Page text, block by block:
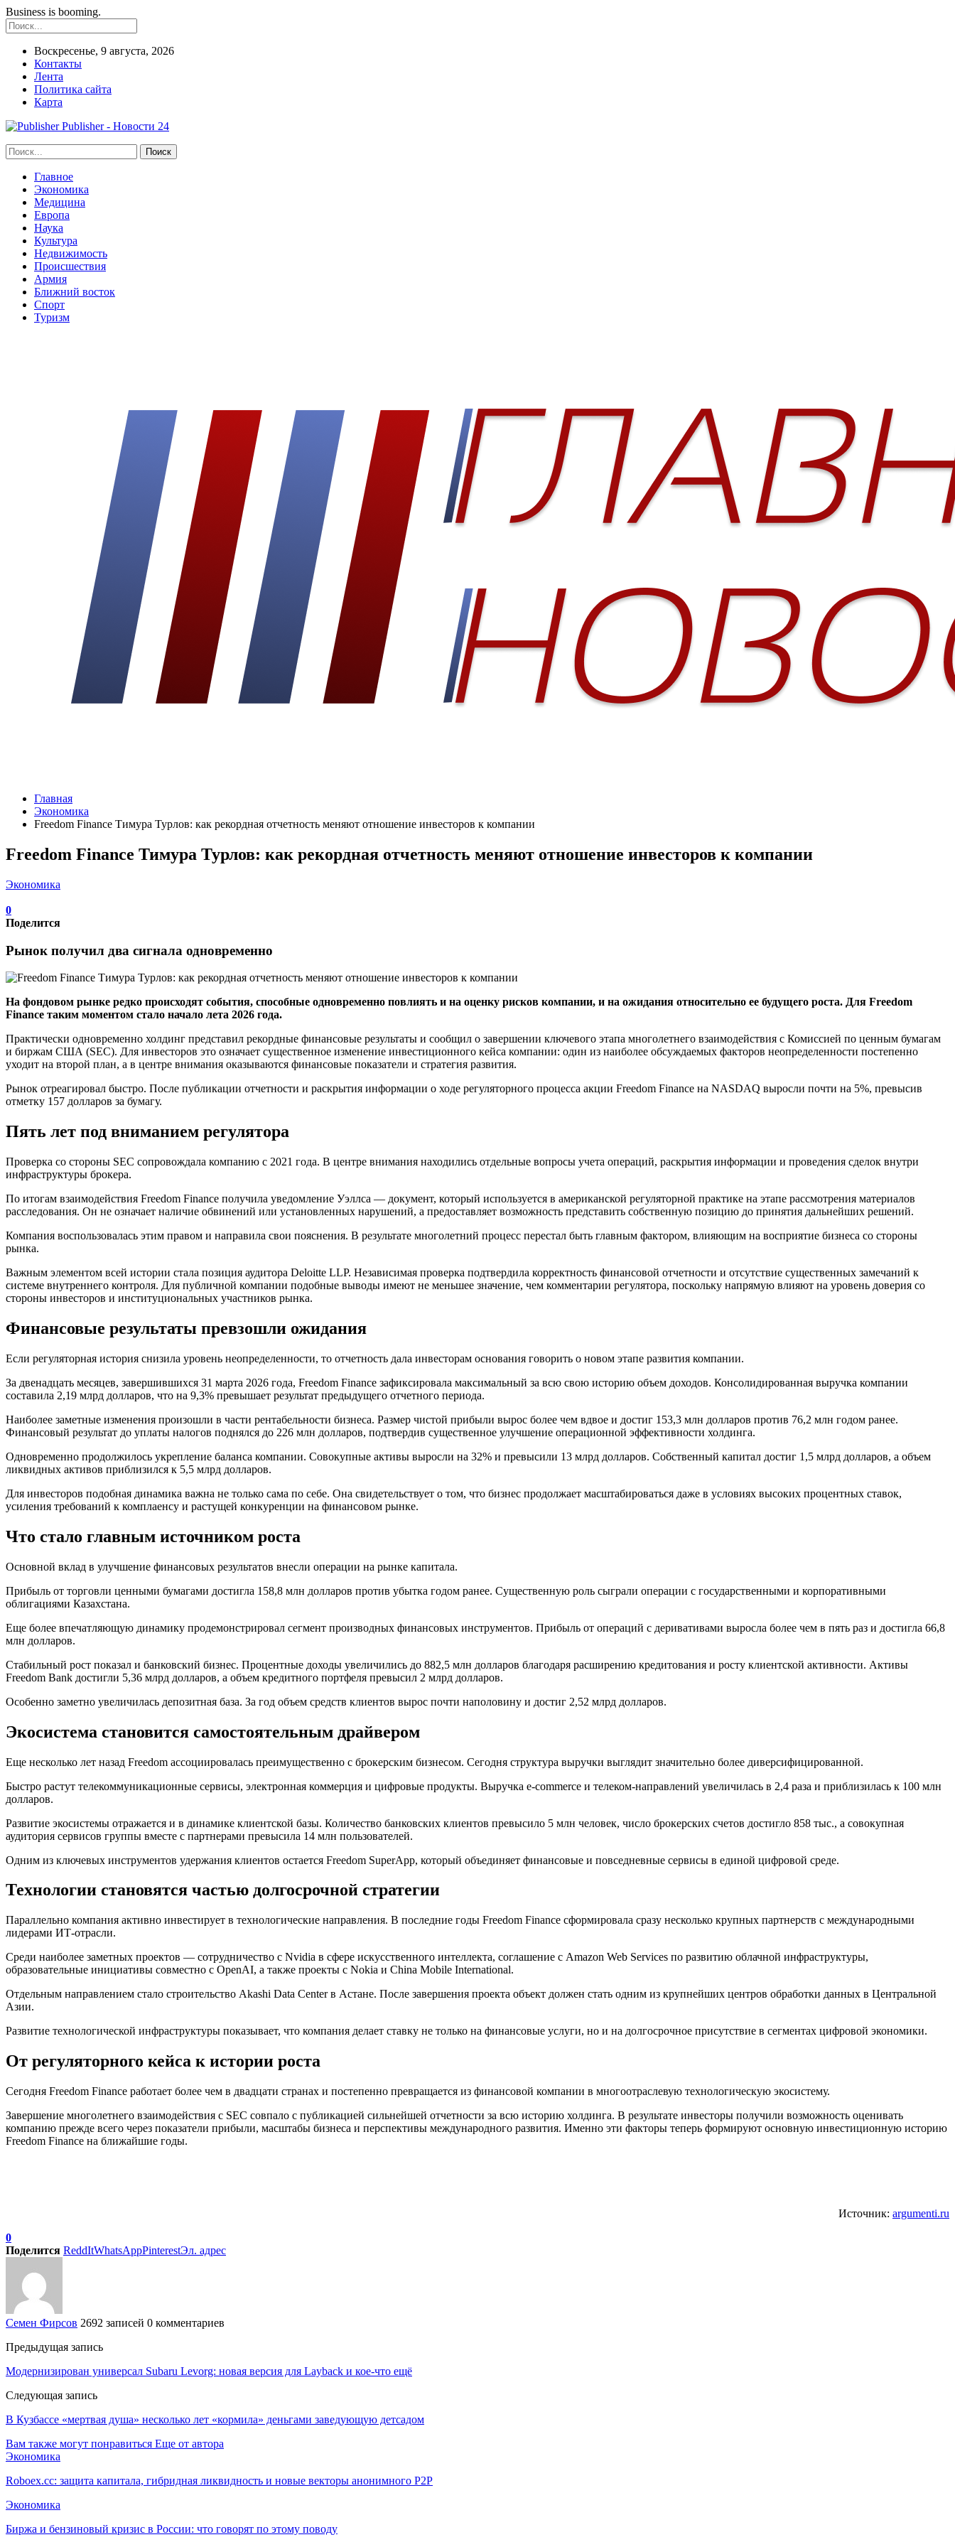
Business is booming.
Воскресенье, 9 августа, 2026
Контакты
Лента
Политика сайта
Карта
Publisher - Новости 24
Главное
Экономика
Медицина
Европа
Наука
Культура
Недвижимость
Происшествия
Армия
Ближний восток
Спорт
Туризм
Главная
Экономика
Freedom Finance Тимура Турлов: как рекордная отчетность меняют отношение инвесторов к компании
Freedom Finance Тимура Турлов: как рекордная отчетность меняют отношение инвесторов к компании
Экономика
0
Поделится
Рынок получил два сигнала одновременно
На фондовом рынке редко происходят события, способные одновременно повлиять и на оценку рисков компании, и на ожидания относительно ее будущего роста. Для Freedom
Finance таким моментом стало начало лета 2026 года.
Практически одновременно холдинг представил рекордные финансовые результаты и сообщил о завершении ключевого этапа многолетнего взаимодействия с Комиссией по ценным бумагам
и биржам США (SEC). Для инвесторов это означает существенное изменение инвестиционного кейса компании: один из наиболее обсуждаемых факторов неопределенности постепенно
уходит на второй план, а в центре внимания оказываются финансовые показатели и стратегия развития.
Рынок отреагировал быстро. После публикации отчетности и раскрытия информации о ходе регуляторного процесса акции Freedom Finance на NASDAQ выросли почти на 5%, превысив
отметку 157 долларов за бумагу.
Пять лет под вниманием регулятора
Проверка со стороны SEC сопровождала компанию с 2021 года. В центре внимания находились отдельные вопросы учета операций, раскрытия информации и проведения сделок внутри
инфраструктуры брокера.
По итогам взаимодействия Freedom Finance получила уведомление Уэллса — документ, который используется в американской регуляторной практике на этапе рассмотрения материалов
расследования. Он не означает наличие обвинений или установленных нарушений, а предоставляет возможность представить собственную позицию до принятия дальнейших решений.
Компания воспользовалась этим правом и направила свои пояснения. В результате многолетний процесс перестал быть главным фактором, влияющим на восприятие бизнеса со стороны
рынка.
Важным элементом всей истории стала позиция аудитора Deloitte LLP. Независимая проверка подтвердила корректность финансовой отчетности и отсутствие существенных замечаний к
системе внутреннего контроля. Для публичной компании подобные выводы имеют не меньшее значение, чем комментарии регулятора, поскольку напрямую влияют на уровень доверия со
стороны инвесторов и институциональных участников рынка.
Финансовые результаты превзошли ожидания
Если регуляторная история снизила уровень неопределенности, то отчетность дала инвесторам основания говорить о новом этапе развития компании.
За двенадцать месяцев, завершившихся 31 марта 2026 года, Freedom Finance зафиксировала максимальный за всю свою историю объем доходов. Консолидированная выручка компании
составила 2,19 млрд долларов, что на 9,3% превышает результат предыдущего отчетного периода.
Наиболее заметные изменения произошли в части рентабельности бизнеса. Размер чистой прибыли вырос более чем вдвое и достиг 153,3 млн долларов против 76,2 млн годом ранее.
Финансовый результат до уплаты налогов поднялся до 226 млн долларов, подтвердив существенное улучшение операционной эффективности холдинга.
Одновременно продолжилось укрепление баланса компании. Совокупные активы выросли на 32% и превысили 13 млрд долларов. Собственный капитал достиг 1,5 млрд долларов, а объем
ликвидных активов приблизился к 5,5 млрд долларов.
Для инвесторов подобная динамика важна не только сама по себе. Она свидетельствует о том, что бизнес продолжает масштабироваться даже в условиях высоких процентных ставок,
усиления требований к комплаенсу и растущей конкуренции на финансовом рынке.
Что стало главным источником роста
Основной вклад в улучшение финансовых результатов внесли операции на рынке капитала.
Прибыль от торговли ценными бумагами достигла 158,8 млн долларов против убытка годом ранее. Существенную роль сыграли операции с государственными и корпоративными
облигациями Казахстана.
Еще более впечатляющую динамику продемонстрировал сегмент производных финансовых инструментов. Прибыль от операций с деривативами выросла более чем в пять раз и достигла 66,8
млн долларов.
Стабильный рост показал и банковский бизнес. Процентные доходы увеличились до 882,5 млн долларов благодаря расширению кредитования и росту клиентской активности. Активы
Freedom Bank достигли 5,36 млрд долларов, а объем кредитного портфеля превысил 2 млрд долларов.
Особенно заметно увеличилась депозитная база. За год объем средств клиентов вырос почти наполовину и достиг 2,52 млрд долларов.
Экосистема становится самостоятельным драйвером
Еще несколько лет назад Freedom ассоциировалась преимущественно с брокерским бизнесом. Сегодня структура выручки выглядит значительно более диверсифицированной.
Быстро растут телекоммуникационные сервисы, электронная коммерция и цифровые продукты. Выручка e-commerce и телеком-направлений увеличилась в 2,4 раза и приблизилась к 100 млн
долларов.
Развитие экосистемы отражается и в динамике клиентской базы. Количество банковских клиентов превысило 5 млн человек, число брокерских счетов достигло 858 тыс., а совокупная
аудитория сервисов группы вместе с партнерами превысила 14 млн пользователей.
Одним из ключевых инструментов удержания клиентов остается Freedom SuperApp, который объединяет финансовые и повседневные сервисы в единой цифровой среде.
Технологии становятся частью долгосрочной стратегии
Параллельно компания активно инвестирует в технологические направления. В последние годы Freedom Finance сформировала сразу несколько крупных партнерств с международными
лидерами ИТ-отрасли.
Среди наиболее заметных проектов — сотрудничество с Nvidia в сфере искусственного интеллекта, соглашение с Amazon Web Services по развитию облачной инфраструктуры,
образовательные инициативы совместно с OpenAI, а также проекты с Nokia и China Mobile International.
Отдельным направлением стало строительство Akashi Data Center в Астане. После завершения проекта объект должен стать одним из крупнейших центров обработки данных в Центральной
Азии.
Развитие технологической инфраструктуры показывает, что компания делает ставку не только на финансовые услуги, но и на долгосрочное присутствие в сегментах цифровой экономики.
От регуляторного кейса к истории роста
Сегодня Freedom Finance работает более чем в двадцати странах и постепенно превращается из финансовой компании в многоотраслевую технологическую экосистему.
Завершение многолетнего взаимодействия с SEC совпало с публикацией сильнейшей отчетности за всю историю холдинга. В результате инвесторы получили возможность оценивать
компанию прежде всего через показатели прибыли, масштабы бизнеса и перспективы международного развития. Именно эти факторы теперь формируют основную инвестиционную историю
Freedom Finance на ближайшие годы.
Источник: argumenti.ru
0
Поделится ReddItWhatsAppPinterestЭл. адрес
Семен Фирсов 2692 записей 0 комментариев
Предыдущая запись
Модернизирован универсал Subaru Levorg: новая версия для Layback и кое-что ещё
Следующая запись
В Кузбассе «мертвая душа» несколько лет «кормила» деньгами заведующую детсадом
Вам также могут понравиться Еще от автора
Экономика
Roboex.cc: защита капитала, гибридная ликвидность и новые векторы анонимного P2P
Экономика
Биржа и бензиновый кризис в России: что говорят по этому поводу